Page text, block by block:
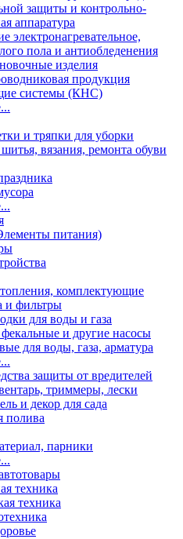
защиты и контрольно-
аппаратура
электронагревательное,
пола и антиобледенения
изделия
продукция
системы (КНС)
и тряпки для уборки
вязания, ремонта обуви
питания)
комплектующие
и фильтры
для воды и газа
и другие насосы
для воды, газа, арматура
защиты от вредителей
триммеры, лески
и декор для сада
полива
парники
техника
техника